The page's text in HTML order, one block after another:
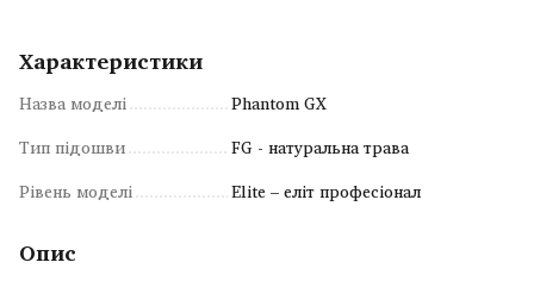
Характеристики
Назва моделі
Phantom GX
Тип підошви
FG - натуральна трава
Рівень моделі
Elite – еліт професіонал
Опис